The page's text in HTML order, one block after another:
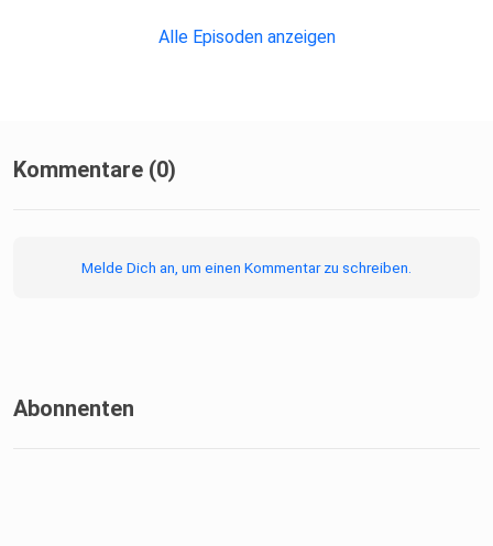
Alle Episoden anzeigen
Kommentare (0)
Melde Dich an, um einen Kommentar zu schreiben.
Abonnenten